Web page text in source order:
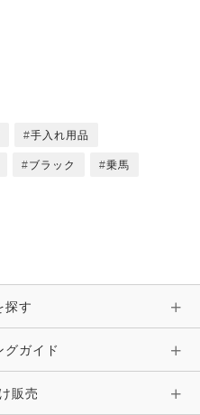
手入れ用品
ブラック 乗馬
探す
グガイド
販売